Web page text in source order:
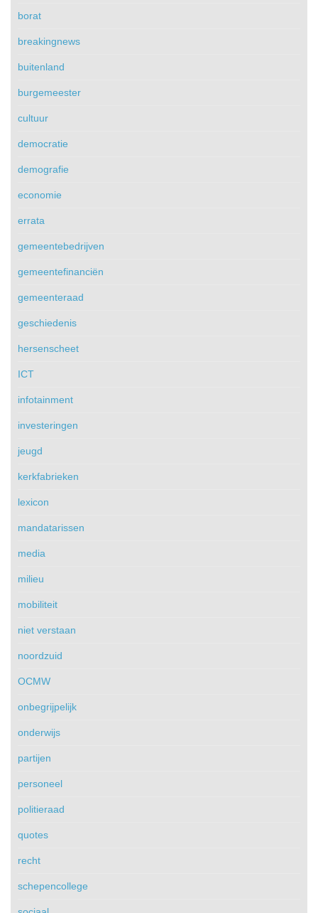
borat
breakingnews
buitenland
burgemeester
cultuur
democratie
demografie
economie
errata
gemeentebedrijven
gemeentefinanciën
gemeenteraad
geschiedenis
hersenscheet
ICT
infotainment
investeringen
jeugd
kerkfabrieken
lexicon
mandatarissen
media
milieu
mobiliteit
niet verstaan
noordzuid
OCMW
onbegrijpelijk
onderwijs
partijen
personeel
politieraad
quotes
recht
schepencollege